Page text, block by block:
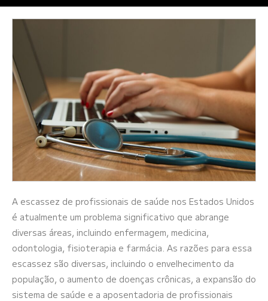
A escassez de profissionais de saúde nos Estados Unidos
é atualmente um problema significativo que abrange
diversas áreas, incluindo enfermagem, medicina,
odontologia, fisioterapia e farmácia. As razões para essa
escassez são diversas, incluindo o envelhecimento da
população, o aumento de doenças crônicas, a expansão do
sistema de saúde e a aposentadoria de profissionais